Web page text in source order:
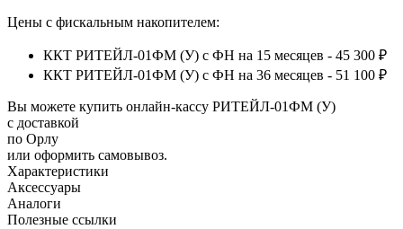
Цены с фискальным накопителем:
ККТ РИТЕЙЛ-01ФМ (У) с ФН на 15 месяцев - 45 300 ₽
ККТ РИТЕЙЛ-01ФМ (У) с ФН на 36 месяцев - 51 100 ₽
Вы можете купить онлайн‑кассу РИТЕЙЛ-01ФМ (У)
с доставкой
по Орлу
или оформить самовывоз.
Характеристики
Аксессуары
Аналоги
Полезные ссылки